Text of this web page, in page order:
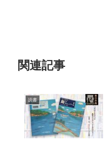
関連記事
読書